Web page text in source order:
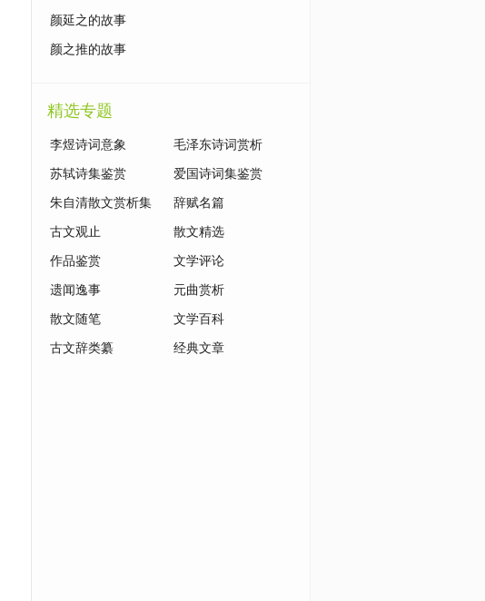
颜延之的故事
颜之推的故事
精选专题
李煜诗词意象 毛泽东诗词赏析
苏轼诗集鉴赏 爱国诗词集鉴赏
朱自清散文赏析集 辞赋名篇
古文观止 散文精选
作品鉴赏 文学评论
遗闻逸事 元曲赏析
散文随笔 文学百科
古文辞类纂 经典文章